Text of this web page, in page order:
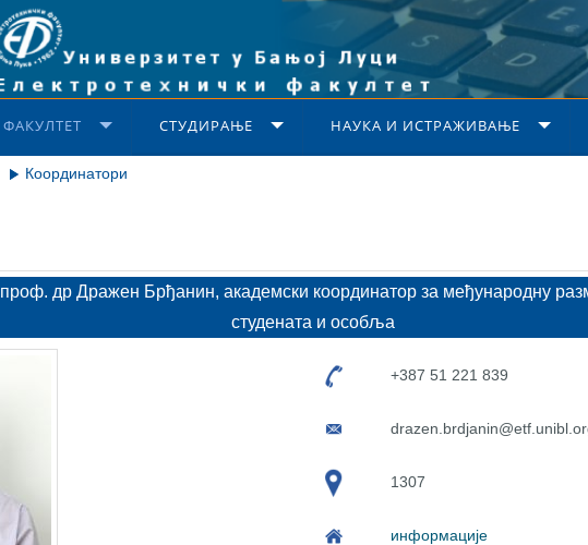
ФАКУЛТЕТ СТУДИРАЊЕ НАУКА И ИСТРАЖИВАЊЕ
Координатори
проф. др Дражен Брђанин, академски координатор за међународну
студената и особља
+387 51 221 839
1307
информације